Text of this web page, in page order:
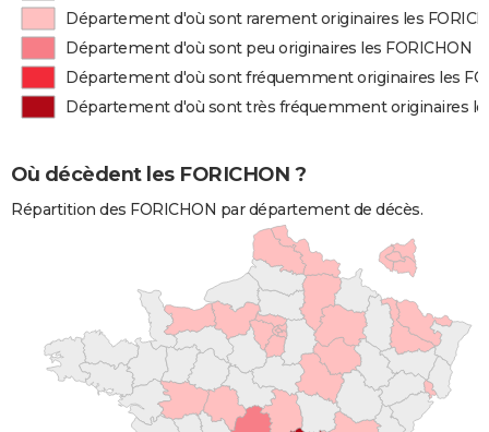
Département d'où sont rarement originaires les
Département d'où sont peu originaires les FORICHON
Département d'où sont fréquemment originaires les
Département d'où sont très fréquemment originaires
Où décèdent les FORICHON ?
Répartition des FORICHON par département de décès.